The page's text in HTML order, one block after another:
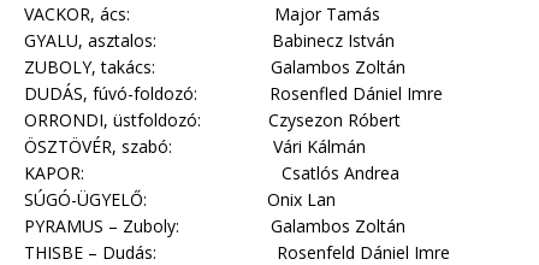
VACKOR, ács: Major Tamás
GYALU, asztalos: Babinecz István
ZUBOLY, takács: Galambos Zoltán
DUDÁS, fúvó-foldozó: Rosenfled Dániel Imre
ORRONDI, üstfoldozó: Czysezon Róbert
ÖSZTÖVÉR, szabó: Vári Kálmán
KAPOR: Csatlós Andrea
SÚGÓ-ÜGYELŐ: Onix Lan
PYRAMUS – Zuboly: Galambos Zoltán
THISBE – Dudás: Rosenfeld Dániel Imre